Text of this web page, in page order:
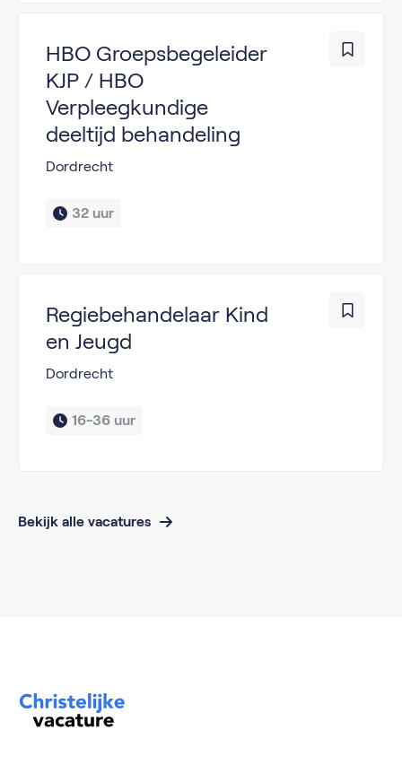
HBO Groepsbegeleider
KJP / HBO
Verpleegkundige
deeltijd behandeling
Dordrecht
32 uur
Regiebehandelaar Kind
en Jeugd
Dordrecht
16-36 uur
Bekijk alle vacatures